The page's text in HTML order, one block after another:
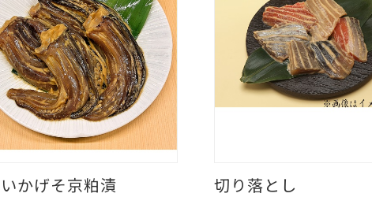
かげそ京粕漬 切り落とし